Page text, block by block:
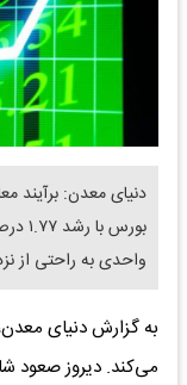
دنیای معدن:
واحدی به راحتی از
به گزارش دنیای
می‌کند. دیروز صعود